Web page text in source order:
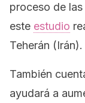
proceso de
este estudio
Teherán (Irán).
También
ayudará a